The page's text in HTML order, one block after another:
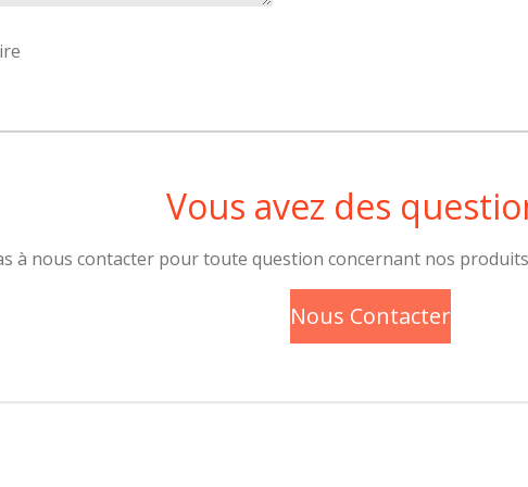
Vous avez des
à nous contacter pour toute question concernant nos
Nous Contacter